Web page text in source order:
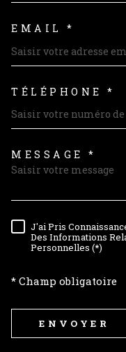
EMAIL *
TÉLÉPHONE *
MESSAGE *
J'ai Pris
Des Informations
Personnelles (*)
* Champ obligatoire
ENVOYER